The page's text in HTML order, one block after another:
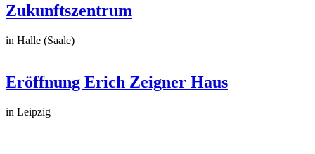
Zukunftszentrum
in Halle (Saale)
Eröffnung Erich Zeigner Haus
in Leipzig